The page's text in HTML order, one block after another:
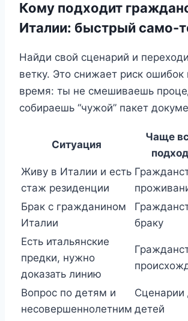
Кому подходит
Италии: быстрый само-
Найди свой сценарий и
ветку. Это снижает риск ошибок
время: ты не смешиваешь
собираешь “чужой” пакет
Ситуация
Чаще
Живу в Италии и есть
стаж резиденции
Брак с гражданином
Италии
браку
Есть итальянские
предки, нужно
доказать линию
Вопрос по детям и
несовершеннолетним
Сценарии
детей